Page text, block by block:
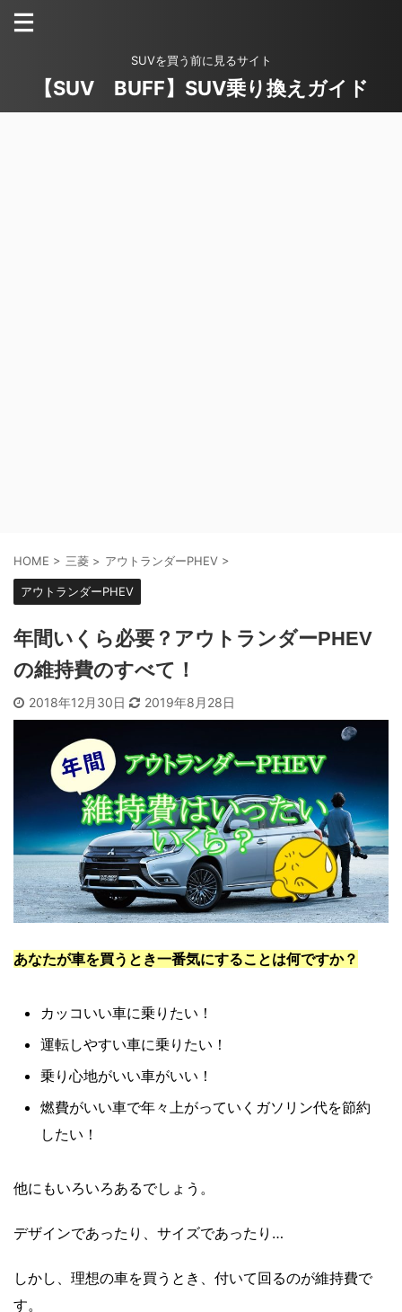
SUVを買う前に見るサイト
【SUV BUFF】SUV乗り換えガイド
HOME > 三菱 > アウトランダーPHEV >
アウトランダーPHEV
年間いくら必要？アウトランダーPHEV
の維持費のすべて！
2018年12月30日 2019年8月28日
あなたが車を買うとき一番気にすることは何ですか？
カッコいい車に乗りたい！
運転しやすい車に乗りたい！
乗り心地がいい車がいい！
燃費がいい車で年々上がっていくガソリン代を節約
したい！
他にもいろいろあるでしょう。
デザインであったり、サイズであったり…
しかし、理想の車を買うとき、付いて回るのが維持費で
す。